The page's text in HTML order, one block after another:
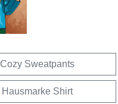
Cozy Sweatpants
Hausmarke Shirt